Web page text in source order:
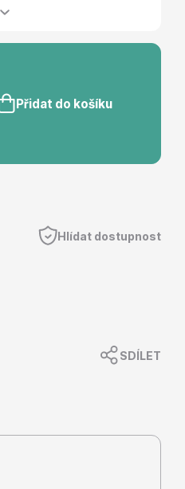
Přidat do košíku
Hlídat dostupnost
SDÍLET